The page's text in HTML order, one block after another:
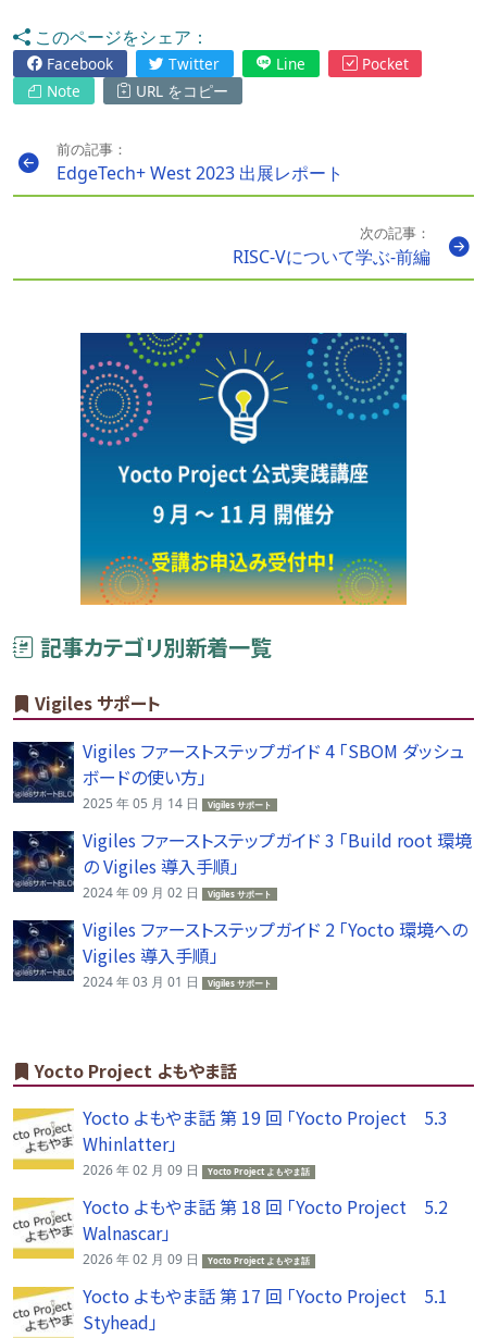
このページをシェア：
Facebook Twitter Line
Pocket
Note
URL をコピー
前の記事：
EdgeTech+ West 2023 出展レポート
次の記事：
RISC-Vについて学ぶ-前編
記事カテゴリ別新着一覧
Vigiles サポート
Vigiles ファーストステップガイド 4 「SBOM ダッシュ
ボードの使い方」
2025 年 05 月 14 日 Vigiles サポート
Vigiles ファーストステップガイド 3 「Build root 環境
の Vigiles 導入手順」
2024 年 09 月 02 日 Vigiles サポート
Vigiles ファーストステップガイド 2 「Yocto 環境への
Vigiles 導入手順」
2024 年 03 月 01 日 Vigiles サポート
Yocto Project よもやま話
Yocto よもやま話 第 19 回 「Yocto Project 5.3
Whinlatter」
2026 年 02 月 09 日 Yocto Project よもやま話
Yocto よもやま話 第 18 回 「Yocto Project 5.2
Walnascar」
2026 年 02 月 09 日 Yocto Project よもやま話
Yocto よもやま話 第 17 回 「Yocto Project 5.1
Styhead」